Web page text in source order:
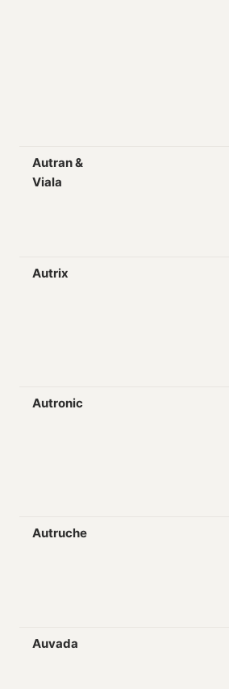
Autran &
Viala
Autrix
Autronic
Autruche
Auvada